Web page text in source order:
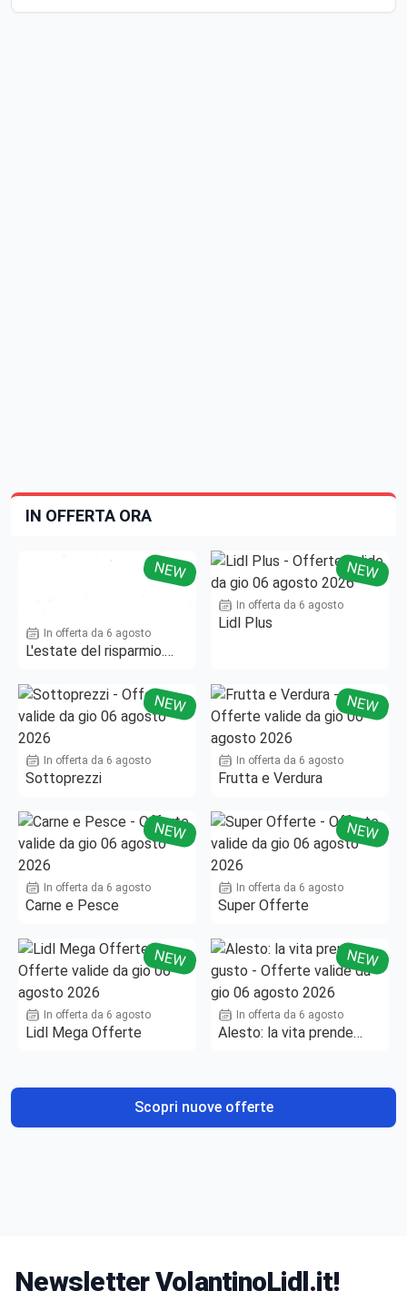
IN OFFERTA ORA
NEW
In offerta da 6 agosto
L'estate del risparmio.
NEW
In offerta da 6 agosto
Lidl Plus
NEW
In offerta da 6 agosto
Sottoprezzi
NEW
In offerta da 6 agosto
Frutta e Verdura
NEW
In offerta da 6 agosto
Carne e Pesce
NEW
In offerta da 6 agosto
Super Offerte
NEW
In offerta da 6 agosto
Lidl Mega Offerte
NEW
In offerta da 6 agosto
Alesto: la vita prende
Scopri nuove offerte
Newsletter VolantinoLidl.it!